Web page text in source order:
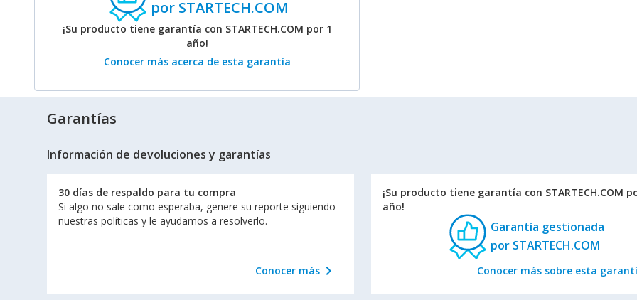
por STARTECH.COM
¡Su producto tiene garantía con STARTECH.COM por 1
año!
Conocer más acerca de esta garantía
Garantías
Información de devoluciones y garantías
30 días de respaldo para tu compra
Si algo no sale como esperaba, genere su reporte siguiendo
nuestras políticas y le ayudamos a resolverlo.
Conocer máschevron_right
¡Su producto tiene garantía con STARTECH.COM
año!
Garantía gestionada
por STARTECH.COM
Conocer más sobre esta